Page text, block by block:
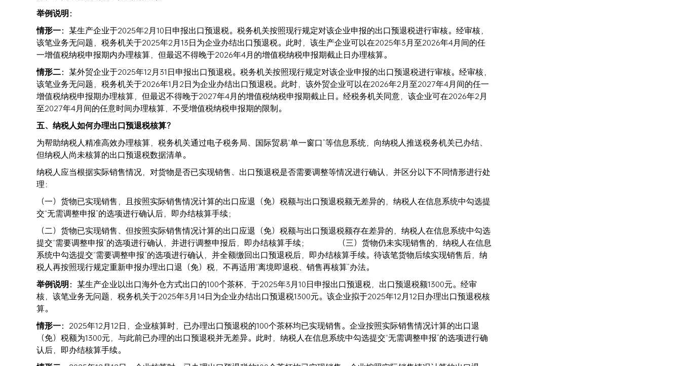
举例说明：
情形一： 某生产企业于2025年2月10日申报出口预退税。税务机关按照现行规定对该企业申报的出口预退税进行审核。经审核，
该笔业务无问题，税务机关于2025年2月13日为企业办结出口预退税。此时，该生产企业可以在2025年3月至2026年4月间的任
一增值税纳税申报期内办理核算，但最迟不得晚于2026年4月的增值税纳税申报期截止日办理核算。
情形二： 某外贸企业于2025年12月31日申报出口预退税。税务机关按照现行规定对该企业申报的出口预退税进行审核。经审核，
该笔业务无问题，税务机关于2026年1月2日为企业办结出口预退税。此时，该外贸企业可以在2026年2月至2027年4月间的任一
增值税纳税申报期办理核算，但最迟不得晚于2027年4月的增值税纳税申报期截止日。经税务机关同意，该企业可在2026年2月
至2027年4月间的任意时间办理核算，不受增值税纳税申报期的限制。
五、纳税人如何办理出口预退税核算？
为帮助纳税人精准高效办理核算，税务机关通过电子税务局、国际贸易“单一窗口”等信息系统，向纳税人推送税务机关已办结、
但纳税人尚未核算的出口预退税数据清单。
纳税人应当根据实际销售情况，对货物是否已实现销售、出口预退税是否需要调整等情况进行确认，并区分以下不同情形进行处
理：
（一）货物已实现销售，且按照实际销售情况计算的出口应退（免）税额与出口预退税额无差异的，纳税人在信息系统中勾选提
交“无需调整申报”的选项进行确认后，即办结核算手续；
（二）货物已实现销售、但按照实际销售情况计算的出口应退（免）税额与出口预退税额存在差异的，纳税人在信息系统中勾选
提交“需要调整申报”的选项进行确认，并进行调整申报后，即办结核算手续； （三）货物仍未实现销售的，纳税人在信息
系统中勾选提交“需要调整申报”的选项进行确认，并全额缴回出口预退税后，即办结核算手续。待该笔货物后续实现销售后，纳
税人再按照现行规定重新申报办理出口退（免）税，不再适用“离境即退税、销售再核算”办法。
举例说明： 某生产企业以出口海外仓方式出口的100个茶杯，于2025年3月10日申报出口预退税，出口预退税额1300元。经审
核，该笔业务无问题，税务机关于2025年3月14日为企业办结出口预退税1300元。该企业拟于2025年12月12日办理出口预退税核
算。
情形一： 2025年12月12日，企业核算时，已办理出口预退税的100个茶杯均已实现销售。企业按照实际销售情况计算的出口退
（免）税额为1300元，与此前已办理的出口预退税并无差异。此时，纳税人在信息系统中勾选提交“无需调整申报”的选项进行确
认后，即办结核算手续。